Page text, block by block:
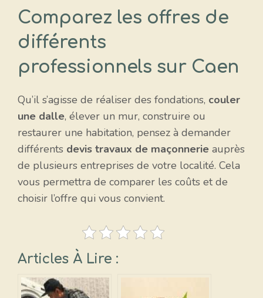
Comparez les offres de
différents
professionnels sur Caen
Qu’il s’agisse de réaliser des fondations, couler
une dalle, élever un mur, construire ou
restaurer une habitation, pensez à demander
différents devis travaux de maçonnerie auprès
de plusieurs entreprises de votre localité. Cela
vous permettra de comparer les coûts et de
choisir l’offre qui vous convient.
Articles À Lire :